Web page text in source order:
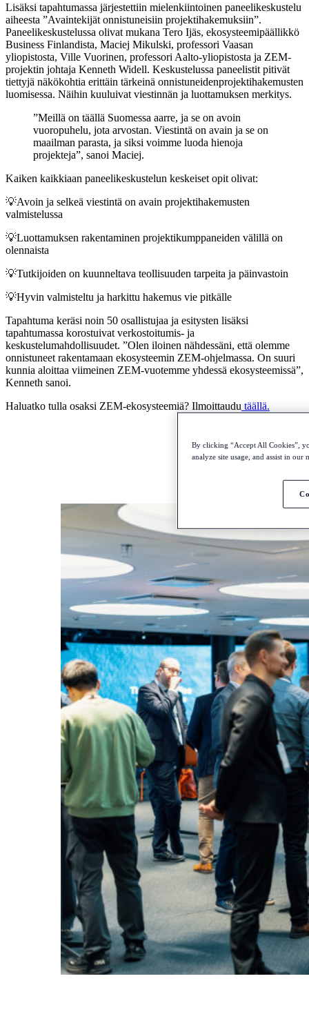
Lisäksi tapahtumassa järjestettiin mielenkiintoinen paneelikeskustelu
aiheesta ”Avaintekijät onnistuneisiin projektihakemuksiin”.
Paneelikeskustelussa olivat mukana Tero Ijäs, ekosysteemipäällikkö
Business Finlandista, Maciej Mikulski, professori Vaasan
yliopistosta, Ville Vuorinen, professori Aalto-yliopistosta ja ZEM-
projektin johtaja Kenneth Widell. Keskustelussa paneelistit pitivät
tiettyjä näkökohtia erittäin tärkeinä onnistuneidenprojektihakemusten
luomisessa. Näihin kuuluivat viestinnän ja luottamuksen merkitys.
”Meillä on täällä Suomessa aarre, ja se on avoin
vuoropuhelu, jota arvostan. Viestintä on avain ja se on
maailman parasta, ja siksi voimme luoda hienoja
projekteja”, sanoi Maciej.
Kaiken kaikkiaan paneelikeskustelun keskeiset opit olivat:
💡Avoin ja selkeä viestintä on avain projektihakemusten
valmistelussa
💡Luottamuksen rakentaminen projektikumppaneiden välillä on
olennaista
💡Tutkijoiden on kuunneltava teollisuuden tarpeita ja päinvastoin
💡Hyvin valmisteltu ja harkittu hakemus vie pitkälle
Tapahtuma keräsi noin 50 osallistujaa ja esitysten lisäksi
tapahtumassa korostuivat verkostoitumis- ja
keskustelumahdollisuudet. ”Olen iloinen nähdessäni, että olemme
onnistuneet rakentamaan ekosysteemin ZEM-ohjelmassa. On suuri
kunnia aloittaa viimeinen ZEM-vuotemme yhdessä ekosysteemissä”,
Kenneth sanoi.
Haluatko tulla osaksi ZEM-ekosysteemiä? Ilmoittaudu täällä.
By clicking “Accept All Cookies”,
analyze site usage, and assist in